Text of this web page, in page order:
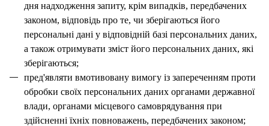
дня надходження запиту, крім випадків, передбачених
законом, відповідь про те, чи зберігаються його
персональні дані у відповідній базі персональних даних,
а також отримувати зміст його персональних даних, які
зберігаються;
пред'являти вмотивовану вимогу із запереченням проти
обробки своїх персональних даних органами державної
влади, органами місцевого самоврядування при
здійсненні їхніх повноважень, передбачених законом;